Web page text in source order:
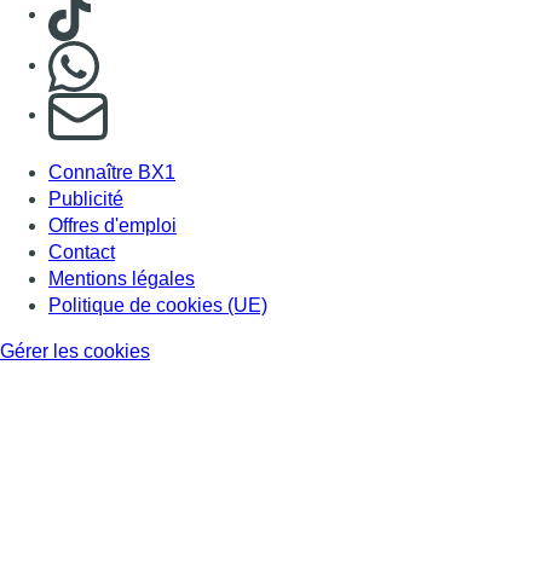
S'abonner à notre newsletter
Connaître BX1
Publicité
Offres d'emploi
Contact
Mentions légales
Politique de cookies (UE)
Gérer les cookies